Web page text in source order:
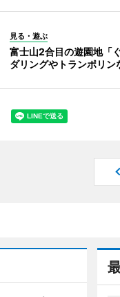
見る・遊ぶ
富士山2合目の遊園地「
ダリングやトランポリン